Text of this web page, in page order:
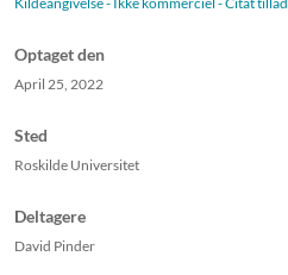
Optaget den
April 25, 2022
Sted
Roskilde Universitet
Deltagere
David Pinder